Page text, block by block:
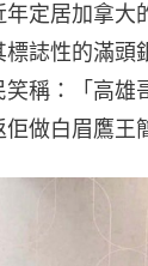
定居加拿大
誌性的滿頭
稱：「高雄
做白眉鷹王